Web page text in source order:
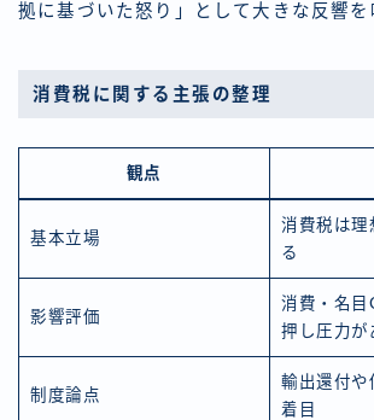
拠に基づいた怒り」として大きな反響を
消費税に関する主張の整理
観点
基本立場
消費税は理
る
影響評価
消費・名目
押し圧力が
制度論点
輸出還付や
着目